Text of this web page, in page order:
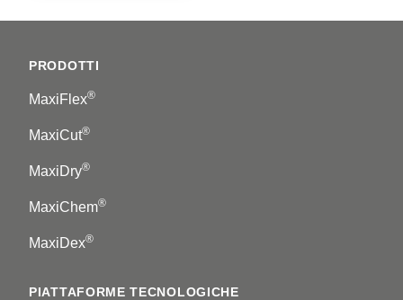
PRODOTTI
MaxiFlex®
MaxiCut®
MaxiDry®
MaxiChem®
MaxiDex®
PIATTAFORME TECNOLOGICHE